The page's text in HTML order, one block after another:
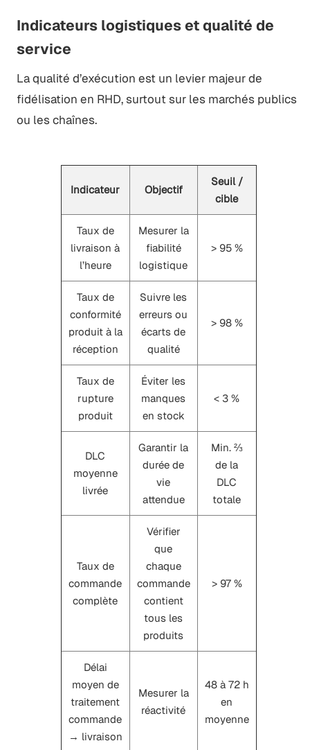
Indicateurs logistiques et qualité de
service
La qualité d’exécution est un levier majeur de
fidélisation en RHD, surtout sur les marchés publics
ou les chaînes.
Indicateur Objectif
Seuil /
cible
Taux de
livraison à
l’heure
Mesurer la
fiabilité
logistique
> 95 %
Taux de
conformité
produit à la
réception
Suivre les
erreurs ou
écarts de
qualité
> 98 %
Taux de
rupture
produit
Éviter les
manques
en stock
< 3 %
DLC
moyenne
livrée
Garantir la
durée de
vie
attendue
Min. ⅔
de la
DLC
totale
Taux de
commande
complète
Vérifier
que
chaque
commande
contient
tous les
produits
> 97 %
Délai
moyen de
traitement
commande
→ livraison
Mesurer la
réactivité
48 à 72 h
en
moyenne